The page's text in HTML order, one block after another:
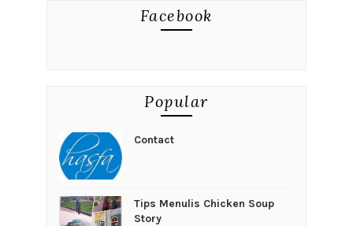
Facebook
Popular
Contact
Tips Menulis Chicken Soup
Story